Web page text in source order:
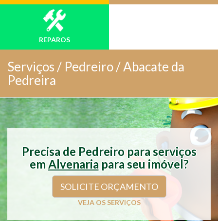
REPAROS
Serviços / Pedreiro / Abacate da
Pedreira
Precisa de Pedreiro para serviços
em Alvenaria para seu imóvel?
SOLICITE ORÇAMENTO
VEJA OS SERVIÇOS